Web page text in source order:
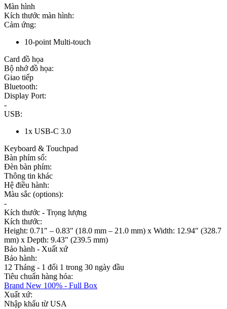
Màn hình
Kích thước màn hình:
Cảm ứng:
10-point Multi-touch
Card đồ họa
Bộ nhớ đồ họa:
Giao tiếp
Bluetooth:
Display Port:
-
USB:
1x USB-C 3.0
Keyboard & Touchpad
Bàn phím số:
Đèn bàn phím:
Thông tin khác
Hệ điều hành:
Màu sắc (options):
-
Kích thước - Trọng lượng
Kích thước:
Height: 0.71" – 0.83" (18.0 mm – 21.0 mm) x Width: 12.94" (328.7
mm) x Depth: 9.43" (239.5 mm)
Bảo hành - Xuất xứ
Bảo hành:
12 Tháng - 1 đổi 1 trong 30 ngày đầu
Tiêu chuẩn hàng hóa:
Brand New 100% - Full Box
Xuất xứ:
Nhập khẩu từ USA